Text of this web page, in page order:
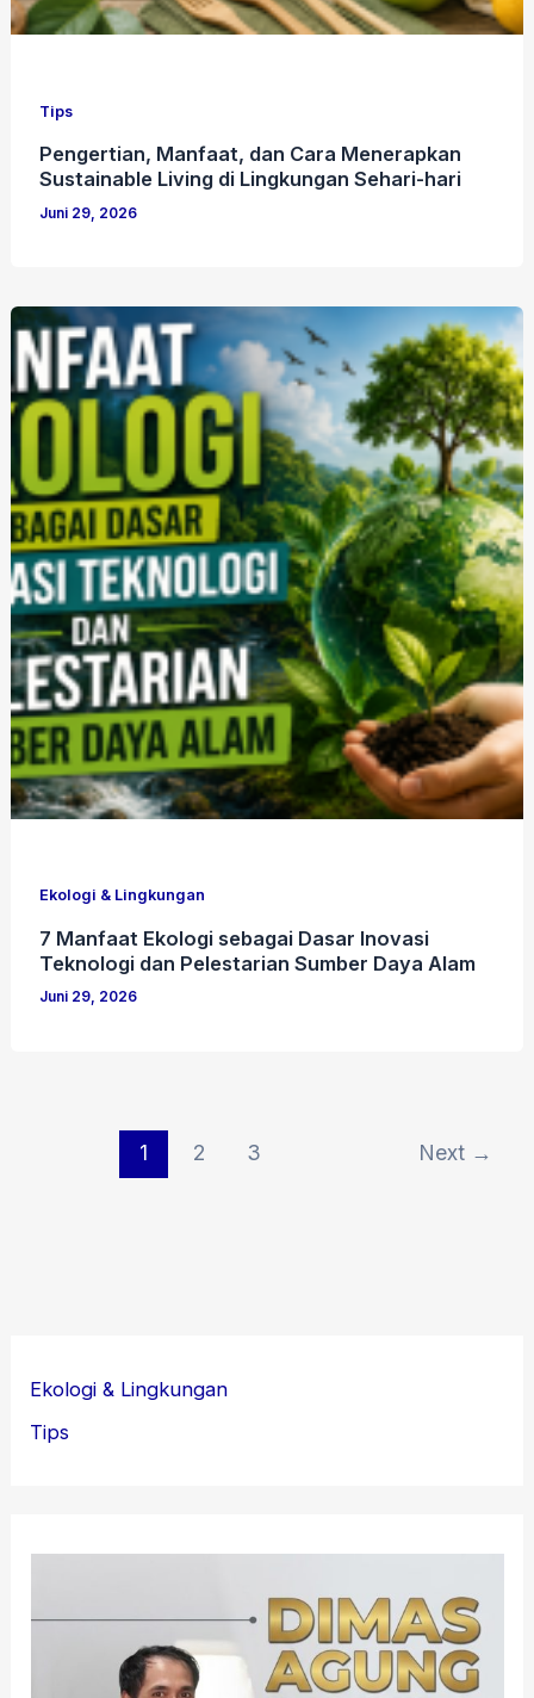
Tips
Pengertian, Manfaat, dan Cara Menerapkan
Sustainable Living di Lingkungan Sehari-hari
Juni 29, 2026
Ekologi & Lingkungan
7 Manfaat Ekologi sebagai Dasar Inovasi
Teknologi dan Pelestarian Sumber Daya Alam
Juni 29, 2026
1 2 3 Next →
Ekologi & Lingkungan
Tips